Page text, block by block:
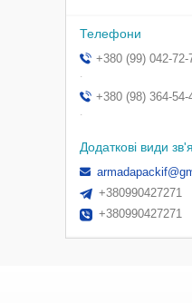
+380 (99) 042-72-
.
+380 (98) 364-54-
.
+380990427271
+380990427271